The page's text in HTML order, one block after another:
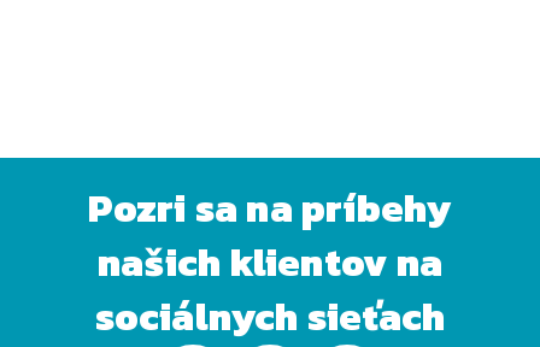
Pozri sa na príbehy
našich klientov na
sociálnych sieťach